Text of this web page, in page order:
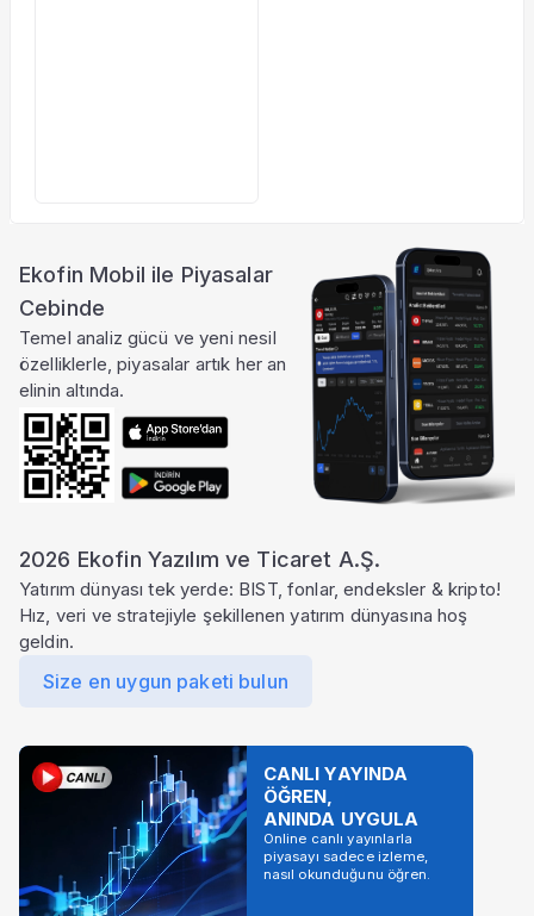
Ekofin Mobil ile Piyasalar
Cebinde
Temel analiz gücü ve yeni nesil
özelliklerle, piyasalar artık her an
elinin altında.
2026 Ekofin Yazılım ve Ticaret A.Ş.
Yatırım dünyası tek yerde: BIST, fonlar, endeksler & kripto!
Hız, veri ve stratejiyle şekillenen yatırım dünyasına hoş
geldin.
Size en uygun paketi bulun
CANLI YAYINDA
ÖĞREN,
ANINDA UYGULA
Online canlı yayınlarla
piyasayı sadece izleme,
nasıl okunduğunu öğren.